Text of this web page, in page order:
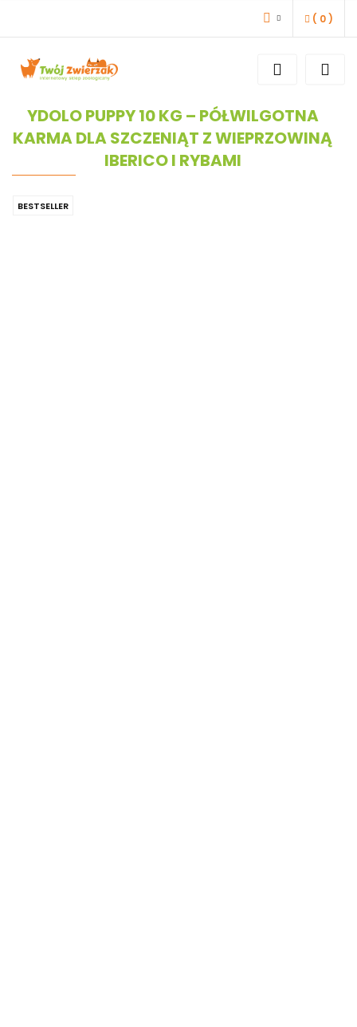
DODAJ ZGŁOSZENIE
( 0 )
YDOLO PUPPY 10 KG – PÓŁWILGOTNA
KARMA DLA SZCZENIĄT Z WIEPRZOWINĄ
IBERICO I RYBAMI
BESTSELLER